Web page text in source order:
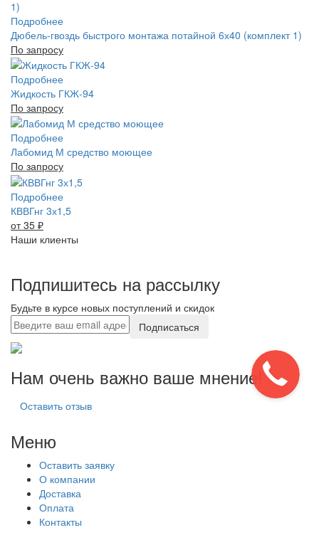
Подробнее
Дюбель-гвоздь быстрого монтажа потайной 6х40 (комплект 1)
По запросу
Подробнее
Жидкость ГКЖ-94
По запросу
Подробнее
Лабомид М средство моющее
По запросу
Подробнее
КВВГнг 3х1,5
от 35 ₽
Наши клиенты
Подпишитесь на рассылку
Будьте в курсе новых поступлений и скидок
Подписаться
Нам очень важно ваше мнение!
Оставить отзыв
Меню
Оставить заявку
О компании
Доставка
Оплата
Контакты